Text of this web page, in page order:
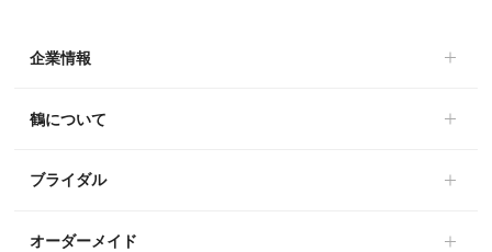
企業情報
鶴について
ブライダル
オーダーメイド